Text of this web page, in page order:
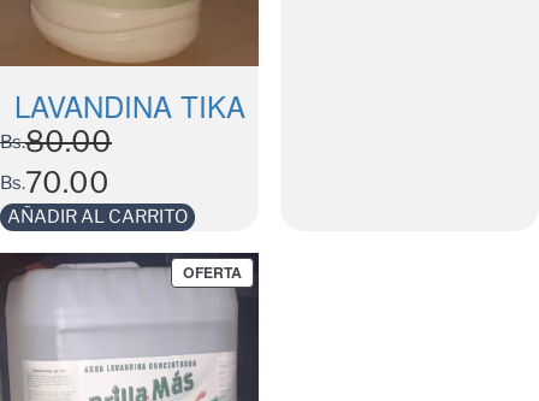
LAVANDINA TIKA
Bs.80.00
Bs.70.00
AÑADIR AL CARRITO
OFERTA